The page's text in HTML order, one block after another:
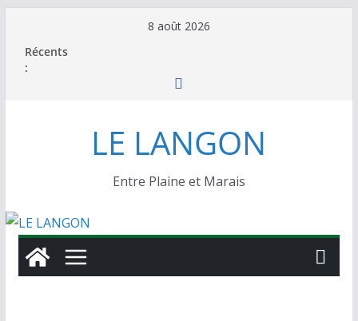
contenu
8 août 2026
Récents
:
LE LANGON
Entre Plaine et Marais